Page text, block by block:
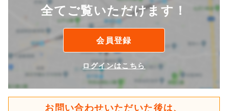
全てご覧いただけます！
会員登録
ログインはこちら
お問い合わせいただいた後は、